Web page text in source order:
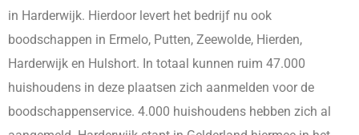
in Harderwijk. Hierdoor levert het bedrijf nu ook
boodschappen in Ermelo, Putten, Zeewolde, Hierden,
Harderwijk en Hulshort. In totaal kunnen ruim 47.000
huishoudens in deze plaatsen zich aanmelden voor de
boodschappenservice. 4.000 huishoudens hebben zich al